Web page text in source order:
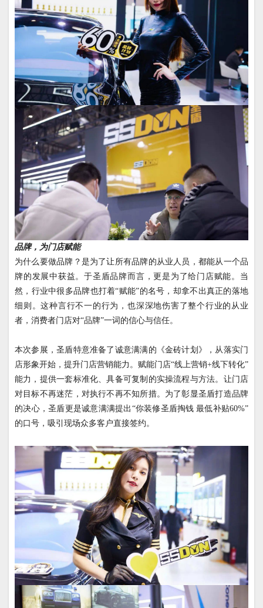
品牌，为门店赋能
为什么要做品牌？是为了让所有品牌的从业人员，都能从一个品
牌的发展中获益。于圣盾品牌而言，更是为了给门店赋能。当
然，行业中很多品牌也打着“赋能”的名号，却拿不出真正的落地
细则。这种言行不一的行为，也深深地伤害了整个行业的从业
者，消费者门店对“品牌”一词的信心与信任。
本次参展，圣盾特意准备了诚意满满的《金砖计划》，从落实门
店形象开始，提升门店营销能力。赋能门店“线上营销+线下转化”
能力，提供一套标准化、具备可复制的实操流程与方法。让门店
对目标不再迷茫，对执行不再不知所措。为了彰显圣盾打造品牌
的决心，圣盾更是诚意满满提出“你装修圣盾掏钱 最低补贴60%”
的口号，吸引现场众多客户直接签约。